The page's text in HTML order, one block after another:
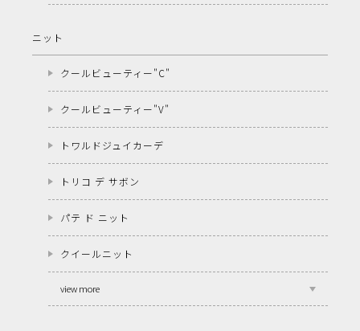
ニット
クールビューティー"C"
クールビューティー"V"
トワルドジュイカーデ
トリコ デ サボン
パテ ド ニット
クイールニット
view more